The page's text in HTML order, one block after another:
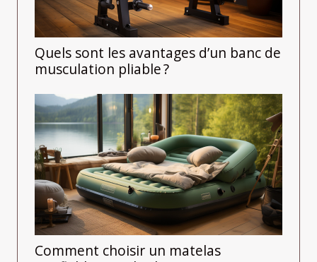
Quels sont les avantages d’un banc de
musculation pliable ?
Comment choisir un matelas